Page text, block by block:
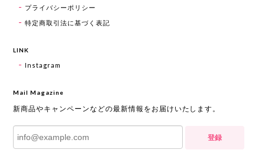
プライバシーポリシー
特定商取引法に基づく表記
LINK
Instagram
Mail Magazine
新商品やキャンペーンなどの最新情報をお届けいたします。
登録